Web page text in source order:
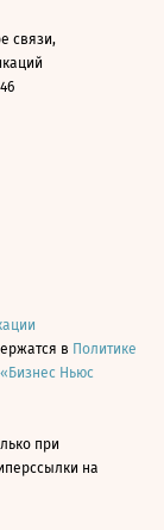
связи,
в Политике
Ньюс
при
на